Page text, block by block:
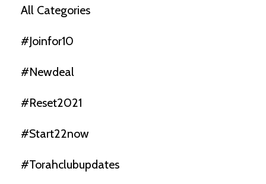
All Categories
#joinfor10
#newdeal
#reset2021
#start22now
#torahclubupdates